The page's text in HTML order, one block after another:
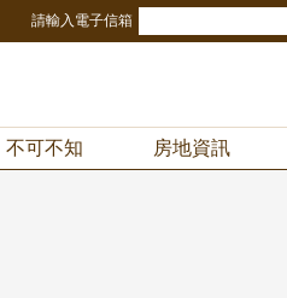
請輸入電子信箱
不可不知 房地資訊